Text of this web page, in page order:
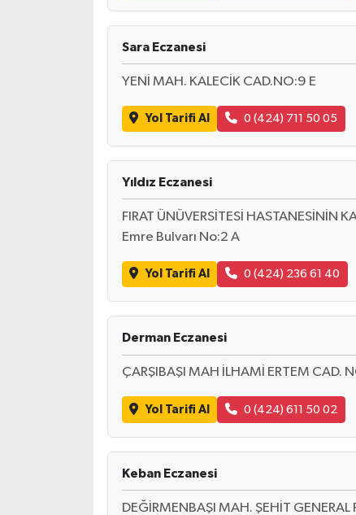
Sara Eczanesi
YENİ MAH. KALECİK CAD.NO:9 E
Yol Tarifi Al 0 (424) 711 50 05
Yıldız Eczanesi
FIRAT ÜNÜVERSİTESİ HASTANESİNİN
Emre Bulvarı No:2 A
Yol Tarifi Al 0 (424) 236 61 40
Derman Eczanesi
ÇARŞIBAŞI MAH İLHAMİ ERTEM CAD.
Yol Tarifi Al 0 (424) 611 50 02
Keban Eczanesi
DEĞİRMENBAŞI MAH. ŞEHİT